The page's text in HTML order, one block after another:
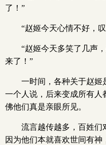
了！”
“赵姬今天心情不好，
“赵姬今天多笑了几声
来了！”
一时间，各种关于赵姬
一个人说，后来变成所有
佛他们真是亲眼所见。
流言越传越多，百姓们
因为他们本就喜欢世间有